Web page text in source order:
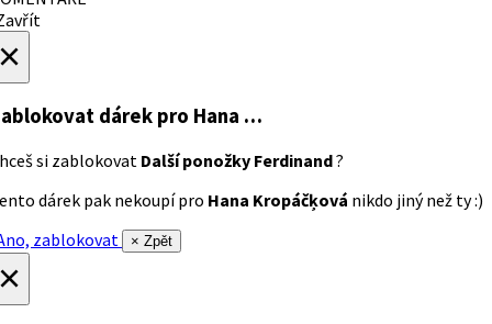
dárek pro Hana …
si zablokovat Další ponožky Ferdinand?
dárek pak nekoupí pro Hana Kropáčķová nikdo jiný než ty :)
zablokovat
× Zpět